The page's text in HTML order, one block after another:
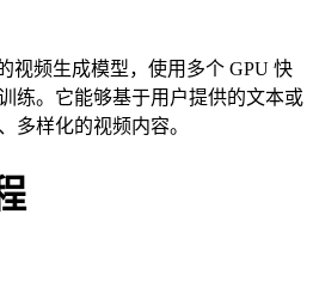
视频生成模型，使用多个 GPU 快
练。它能够基于用户提供的文本或
多样化的视频内容。